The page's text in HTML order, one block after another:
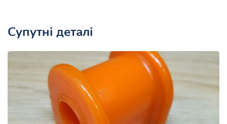
Супутні деталі